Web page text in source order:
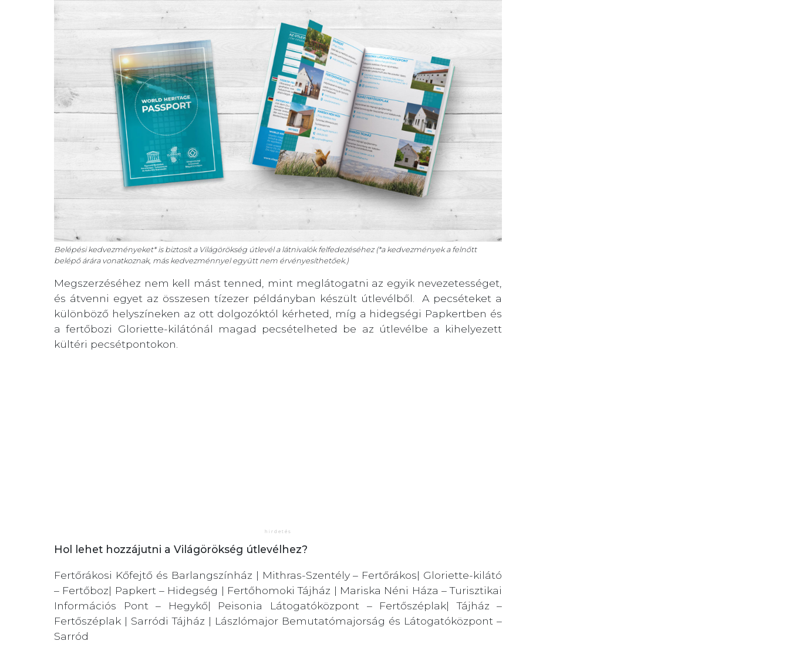
Belépési kedvezményeket* is biztosít a Világörökség útlevél a látnivalók felfedezéséhez (­*a kedvezmények a felnőtt
belépő árára vonatkoznak, más kedvezménnyel együtt nem érvényesíthetőek.)
Megszerzéséhez nem kell mást tenned, mint meglátogatni az egyik nevezetességet,
és átvenni egyet az összesen tízezer példányban készült útlevélből. A pecséteket a
különböző helyszíneken az ott dolgozóktól kérheted, míg a hidegségi Papkertben és
a fertőbozi Gloriette-kilátónál magad pecsételheted be az útlevélbe a kihelyezett
kültéri pecsétpontokon.
Hol lehet hozzájutni a Világörökség útlevélhez?
Fertőrákosi Kőfejtő és Barlangszínház | Mithras-Szentély – Fertőrákos| Gloriette-kilátó
– Fertőboz| Papkert – Hidegség | Fertőhomoki Tájház | Mariska Néni Háza – Turisztikai
Információs Pont – Hegykő| Peisonia Látogatóközpont – Fertőszéplak| Tájház –
Fertőszéplak | Sarródi Tájház | Lászlómajor Bemutatómajorság és Látogatóközpont –
Sarród